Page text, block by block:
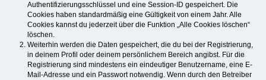
Authentifizierungsschlüssel und eine Session-ID gespeichert. Die
Cookies haben standardmäßig eine Gültigkeit von einem Jahr. Alle
Cookies kannst du jederzeit über die Funktion „Alle Cookies löschen“
löschen.
Weiterhin werden die Daten gespeichert, die du bei der Registrierung,
in deinem Profil oder deinem persönlichem Bereich angibst. Für die
Registrierung sind mindestens ein eindeutiger Benutzername, eine E-
Mail-Adresse und ein Passwort notwendig. Wenn durch den Betreiber